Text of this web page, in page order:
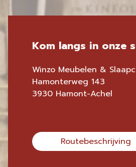
Kom langs in onze
Winzo Meubelen &
Hamonterweg 143
3930 Hamont-Achel
Routebeschrijving